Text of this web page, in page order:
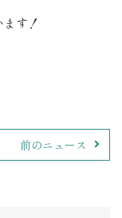
す！
前のニュース